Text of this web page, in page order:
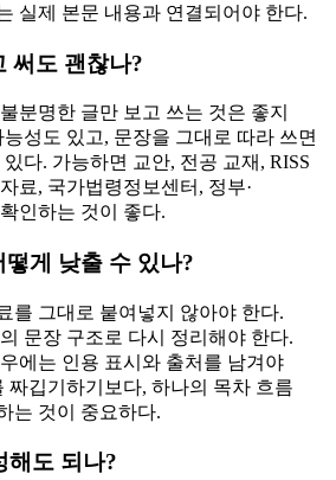
실제 본문 내용과 연결되어야 한다.
써도 괜찮나?
분명한 글만 보고 쓰는 것은 좋지
성도 있고, 문장을 그대로 따라 쓰면
다. 가능하면 교안, 전공 교재, RISS
료, 국가법령정보센터, 정부·
인하는 것이 좋다.
게 낮출 수 있나?
를 그대로 붙여넣지 않아야 한다.
문장 구조로 다시 정리해야 한다.
에는 인용 표시와 출처를 남겨야
짜깁기하기보다, 하나의 목차 흐름
는 것이 중요하다.
해도 되나?